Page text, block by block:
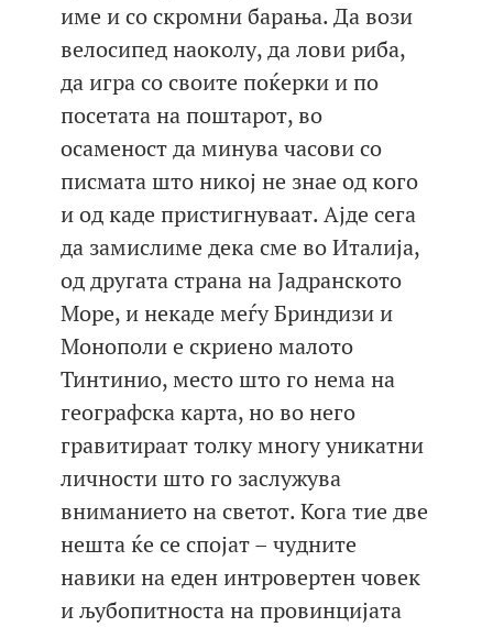
име и со скромни барања. Да вози
велосипед наоколу, да лови риба,
да игра со своите поќерки и по
посетата на поштарот, во
осаменост да минува часови со
писмата што никој не знае од кого
и од каде пристигнуваат. Ајде сега
да замислиме дека сме во Италија,
од другата страна на Јадранското
Море, и некаде меѓу Бриндизи и
Монополи е скриено малото
Тинтинио, место што го нема на
географска карта, но во него
гравитираат толку многу уникатни
личности што го заслужува
вниманието на светот. Кога тие две
нешта ќе се спојат – чудните
навики на еден интровертен човек
и љубопитноста на провинцијата